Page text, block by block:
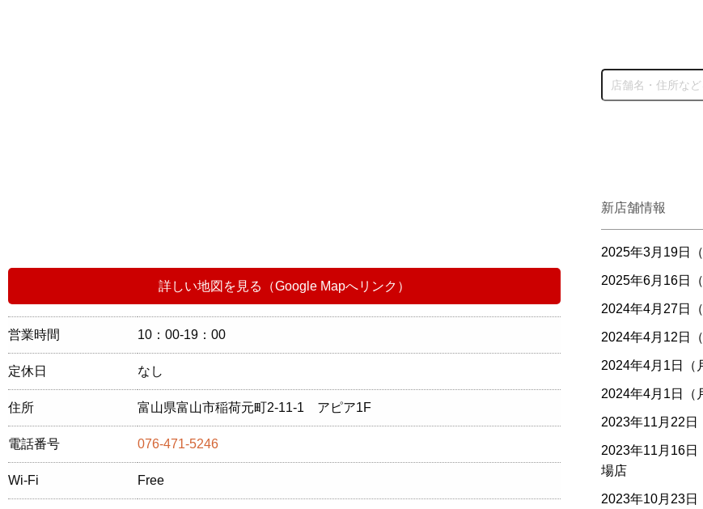
詳しい地図を見る（Google Mapへリンク）
営業時間 10：00-19：00
定休日 なし
住所 富山県富山市稲荷元町2-11-1 アピア1F
電話番号 076-471-5246
Wi-Fi Free
新店舗情報
2025年3月19日（
2025年6月16日（
2024年4月27日（
2024年4月12日（
2024年4月1日（
2024年4月1日（
2023年11月22日
2023年11月16日
場店
2023年10月23日